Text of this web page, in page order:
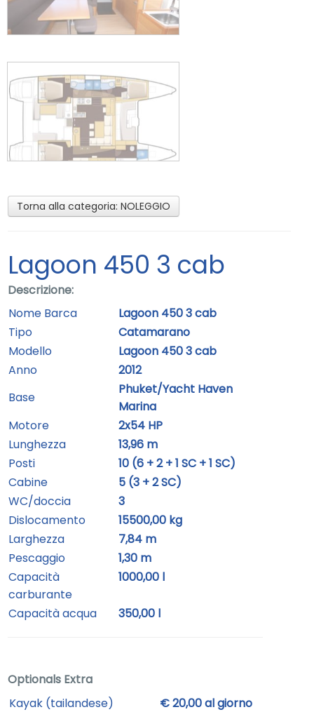
Torna alla categoria: NOLEGGIO
Lagoon 450 3 cab
Descrizione:
Nome Barca
Lagoon 450 3 cab
Tipo
Catamarano
Modello
Lagoon 450 3 cab
Anno
2012
Base
Phuket/Yacht Haven
Marina
Motore
2x54 HP
Lunghezza
13,96 m
Posti
10 (6 + 2 + 1 SC + 1 SC)
Cabine
5 (3 + 2 SC)
WC/doccia
3
Dislocamento
15500,00 kg
Larghezza
7,84 m
Pescaggio
1,30 m
Capacità
carburante
1000,00 l
Capacità acqua 350,00 l
Optionals Extra
Kayak (tailandese)
€ 20,00 al giorno